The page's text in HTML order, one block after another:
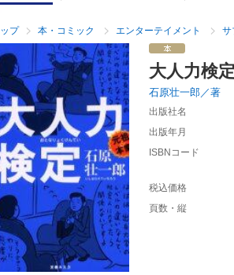
ップ 本・コミック エンターテイメント サ
大人力検定
石原壮一郎／著
出版社名
出版年月
ISBNコード
税込価格
頁数・縦